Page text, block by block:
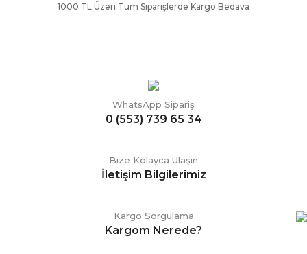
1000 TL Üzeri Tüm Siparişlerde Kargo Bedava
WhatsApp Sipariş
0 (553) 739 65 34
Bize Kolayca Ulaşın
İletişim Bilgilerimiz
Kargo Sorgulama
Kargom Nerede?